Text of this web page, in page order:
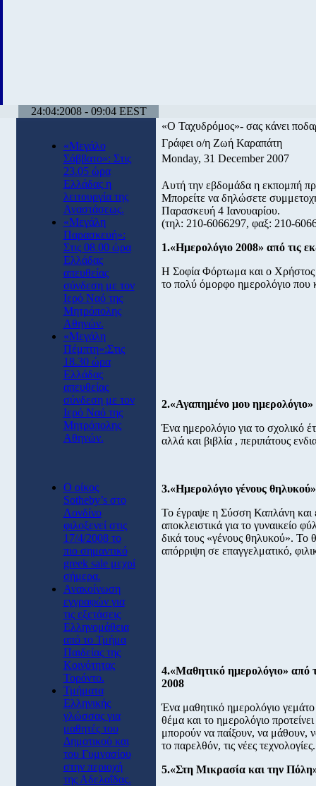
24:04:2008 - 09:04 EEST
«Μεγάλο
Σάββατο»: Στις
23.05 ώρα
Ελλάδας η
λειτουργία της
Αναστάσεως.
«Μεγάλη
Παρασκευή»:
Στις 08.00 ώρα
Ελλάδας
απευθείας
σύνδεση με τον
Ιερό Ναό της
Μητρόπολης
Αθηνών.
«Μεγάλη
Πέμπτη»:Στις
18.30 ώρα
Ελλάδας
απευθείας
σύνδεση με τον
Ιερό Ναό της
Μητρόπολης
Αθηνών.
O οίκος
Sotheby’s στο
Λονδίνο
φιλοξενεί στις
17/4/2008 το
πιο σημαντικό
greek sale μεχρί
σήμερα.
Ανακοίνωση
εγγραφών για
τις εξετάσεις
Ελληνομάθεια
από το Τμήμα
Παιδείας της
Κοινότητας
Τορόντο.
Τμήματα
Ελληνικής
γλώσσας για
μαθητές του
Δημοτικού και
του Γυμνασίου
στην περιοχή
της Αδελαΐδας.
«Ο Ταχυδρόμος»- σας κάνει
Γράφει ο/η Ζωή Καραπάτη
Monday, 31 December 2007
Αυτή την εβδομάδα η εκπομπή
Μπορείτε να δηλώσετε
Παρασκευή 4 Ιανουαρίου.
(τηλ: 210-6066297, φαξ: 210-
1.«Ημερολόγιο 2008» από τις
Η Σοφία Φόρτωμα και ο Χρήστος
το πολύ όμορφο ημερολόγιο που
2.«Αγαπημένο μου
Ένα ημερολόγιο για το σχολικό
αλλά και βιβλία , περιπάτους
3.«Ημερολόγιο γένους
Το έγραψε η Σύσση Καπλάνη και
αποκλειστικά για το γυναικείο
δικά τους «γένους θηλυκού». Το
απόρριψη σε επαγγελματικό,
4.«Μαθητικό ημερολόγιο» από
2008
Ένα μαθητικό ημερολόγιο
θέμα και το ημερολόγιο
μπορούν να παίξουν, να μάθουν,
το παρελθόν, τις νέες τεχνολογίες.
5.«Στη Μικρασία και την